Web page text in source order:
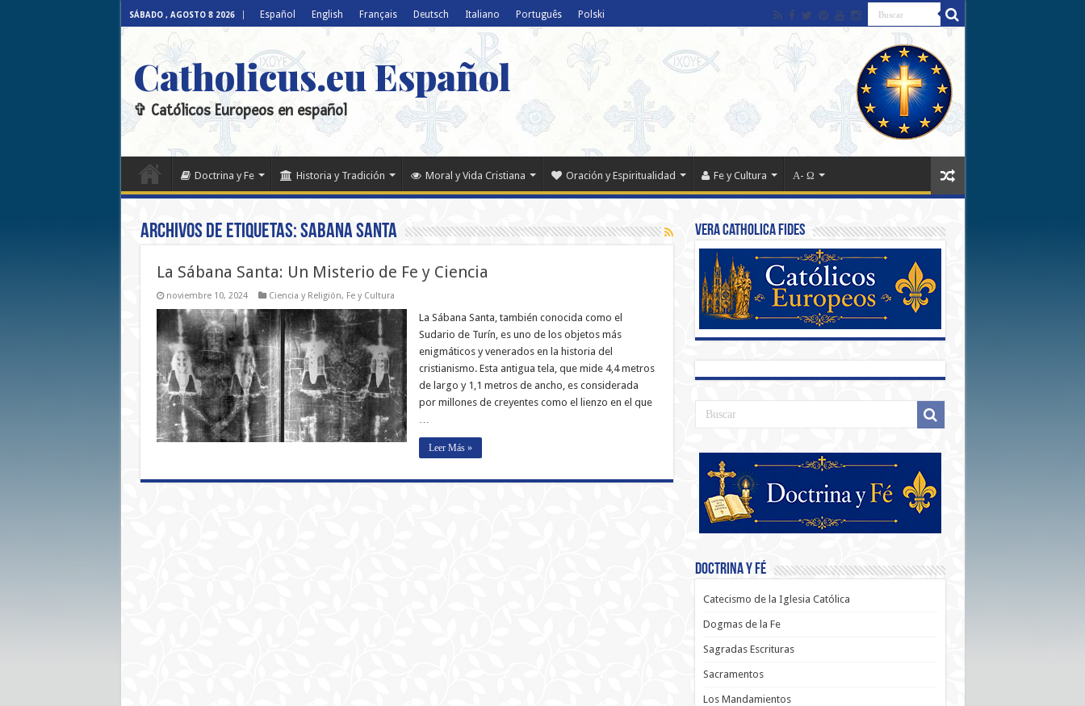
SÁBADO , AGOSTO 8 2026 Español English Français Deutsch Italiano Português Polski
Catholicus.eu Español
✞ Católicos Europeos en español
Doctrina y Fe Historia y Tradición Moral y Vida Cristiana Oración y Espiritualidad Fe y Cultura Α- Ω
Archivos de etiquetas:Sabana santa
La Sábana Santa: Un Misterio de Fe y Ciencia
noviembre 10, 2024 Ciencia y Religión, Fe y Cultura
La Sábana Santa, también conocida como el
Sudario de Turín, es uno de los objetos más
enigmáticos y venerados en la historia del
cristianismo. Esta antigua tela, que mide 4,4 metros
de largo y 1,1 metros de ancho, es considerada
por millones de creyentes como el lienzo en el que
…
Leer Más »
Vera Catholica Fides
Doctrina y Fé
Catecismo de la Iglesia Católica
Dogmas de la Fe
Sagradas Escrituras
Sacramentos
Los Mandamientos